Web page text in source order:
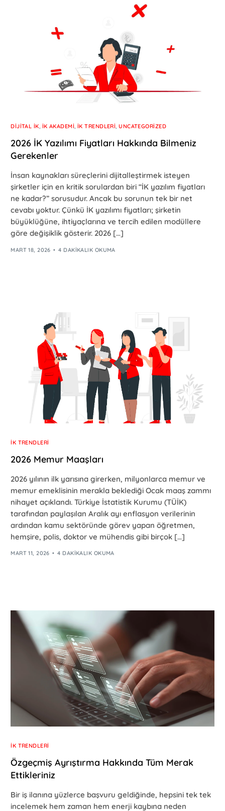
DIJITAL İK, İK AKADEMI, İK TRENDLERI,UNCATEGORIZED
2026 İK Yazılımı Fiyatları Hakkında Bilmeniz
Gerekenler
İnsan kaynakları süreçlerini dijitalleştirmek isteyen
şirketler için en kritik sorulardan biri “İK yazılım fiyatları
ne kadar?” sorusudur. Ancak bu sorunun tek bir net
cevabı yoktur. Çünkü İK yazılımı fiyatları; şirketin
büyüklüğüne, ihtiyaçlarına ve tercih edilen modüllere
göre değişiklik gösterir. 2026 […]
MART 18, 2026 4 DAKIKALIK OKUMA
İK TRENDLERI
2026 Memur Maaşları
2026 yılının ilk yarısına girerken, milyonlarca memur ve
memur emeklisinin merakla beklediği Ocak maaş zammı
nihayet açıklandı. Türkiye İstatistik Kurumu (TÜİK)
tarafından paylaşılan Aralık ayı enflasyon verilerinin
ardından kamu sektöründe görev yapan öğretmen,
hemşire, polis, doktor ve mühendis gibi birçok […]
MART 11, 2026 4 DAKIKALIK OKUMA
İK TRENDLERI
Özgeçmiş Ayrıştırma Hakkında Tüm Merak
Ettikleriniz
Bir iş ilanına yüzlerce başvuru geldiğinde, hepsini tek tek
incelemek hem zaman hem enerji kaybına neden